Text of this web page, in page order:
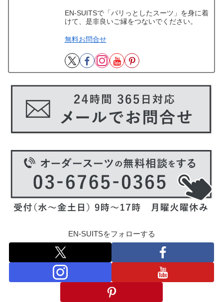
EN-SUITSで「パリっとしたスーツ」を身に着
けて、是非良いご縁をつないでください。
無料お問合せ
EN-SUITSをフォローする